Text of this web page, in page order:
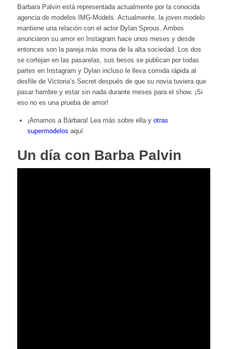
Barbara Palvin está representada actualmente por la conocida
agencia de modelos IMG-Models. Actualmente, la joven modelo
mantiene una relación con el actor Dylan Sprous. Ambos
anunciaron su amor en Instagram hace unos meses y desde
entonces son la pareja más mona de la alta sociedad. Los dos
se cortejan en las pasarelas, sus besos se publican por todas
partes en Instagram y Dylan incluso le lleva comida rápida al
desfile de Victoria’s Secret después de que su novia tuviera que
pasar hambre y estar sin nada durante meses para el show. ¡Si
eso no es una prueba de amor!
¡Amamos a Bárbara! Lea más sobre ella y otras
supermodelos aquí
Un día con Barba Palvin